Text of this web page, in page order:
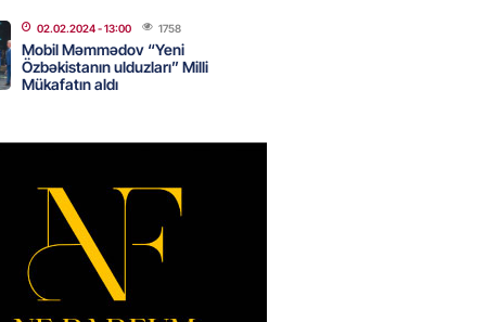
sədr müavinini AZCON
Ukraynaya qaz tədarük
hazırdır – Ceyhun Bayramov
- 14:45
02.02.2024- 13:00 1758
Mobil Məmmədov “Yeni
Özbəkistanın ulduzları” Milli
Mükafatın aldı